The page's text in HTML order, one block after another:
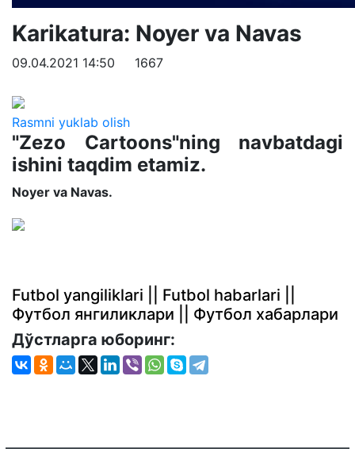
Karikatura: Noyer va Navas
09.04.2021 14:50 1667
Rasmni yuklab olish
"Zezo Cartoons"ning navbatdagi
ishini taqdim etamiz.
Noyer va Navas.
Futbol yangiliklari || Futbol habarlari ||
Футбол янгиликлари || Футбол хабарлари
Дўстларга юборинг: